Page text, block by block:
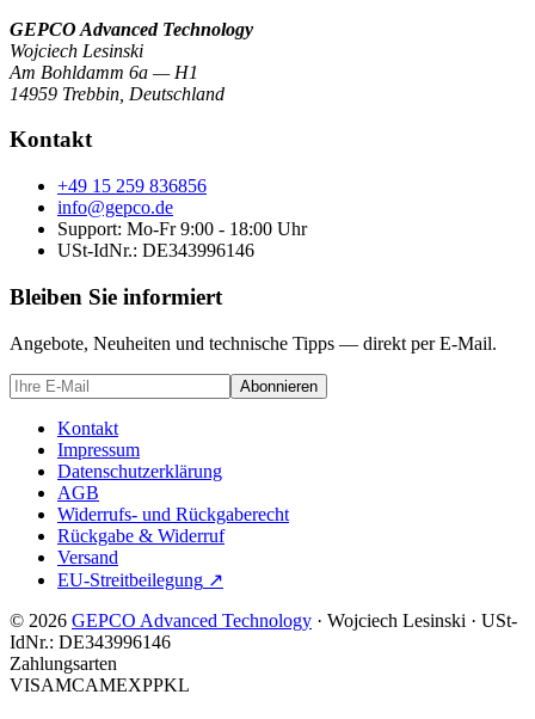
GEPCO Advanced Technology
Wojciech Lesinski
Am Bohldamm 6a — H1
14959 Trebbin Deutschland
Kontakt
+49 15 259 836856
info@gepco.de
Support: Mo-Fr 9:00 - 18:00 Uhr
USt-IdNr.: DE343996146
Bleiben Sie informiert
Angebote, Neuheiten und technische Tipps — direkt per E-Mail.
Abonnieren
Kontakt
Impressum
Datenschutzerklärung
AGB
Widerrufs- und Rückgaberecht
Rückgabe & Widerruf
Versand
EU-Streitbeilegung ↗
© 2026 GEPCO Advanced Technology · Wojciech Lesinski · USt-
IdNr.: DE343996146
Zahlungsarten
VISAMCAMEXPPKL